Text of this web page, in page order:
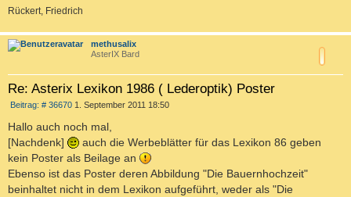
Rückert, Friedrich
a
methusalix
AsterIX Bard
Re: Asterix Lexikon 1986 ( Lederoptik) Poster
Beitrag: # 36670B
i
r
a
g
1. September 2011 18:50
Hallo auch noch mal,
[Nachdenk]
auch die Werbeblätter für das Lexikon 86 geben
kein Poster als Beilage an
Ebenso ist das Poster deren Abbildung "Die Bauernhochzeit"
beinhaltet nicht in dem Lexikon aufgeführt, weder als "Die